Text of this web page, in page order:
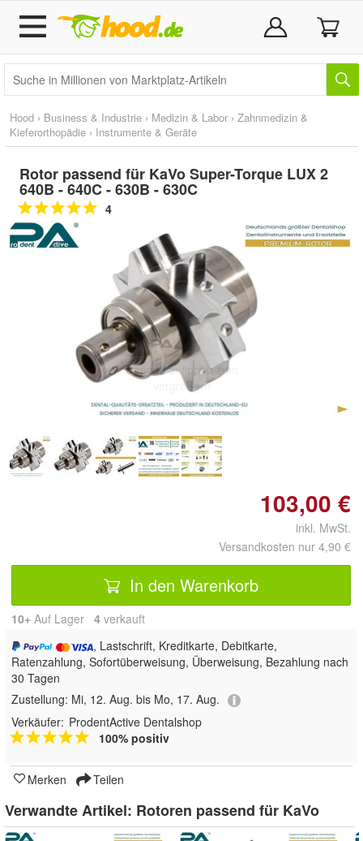
Hood › Business & Industrie › Medizin & Labor › Zahnmedizin &
Kieferorthopädie › Instrumente & Geräte
Rotor passend für KaVo Super-Torque LUX 2
640B - 640C - 630B - 630C
4
Doppelt antippen zum
vergrößern
103,00 €
inkl. MwSt.
Versandkosten nur 4,90 €
In den Warenkorb
10+ Auf Lager 4 verkauft
, Lastschrift, Kreditkarte, Debitkarte,
Ratenzahlung, Sofortüberweisung, Überweisung, Bezahlung nach
30 Tagen
Zustellung: Mi, 12. Aug. bis Mo, 17. Aug.
Verkäufer: ProdentActive Dentalshop
100% positiv
Merken Teilen
Verwandte Artikel: Rotoren passend für KaVo